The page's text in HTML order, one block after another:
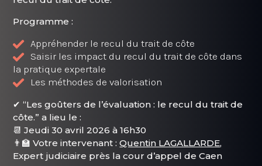
Programme :
Appréhender le recul du trait de côte
Saisir les impact du recul du trait de côte dans
la pratique expertale
Les méthodes de valorisation
✔ “Les goûters de l’évaluation : le recul du trait de
côte.” a lieu le :
📆 Jeudi 30 avril 2026 à 16h30
👨‍🏫 Votre intervenant :Quentin LAGALLARDE,
Expert judiciaire près la cour d’appel de Caen